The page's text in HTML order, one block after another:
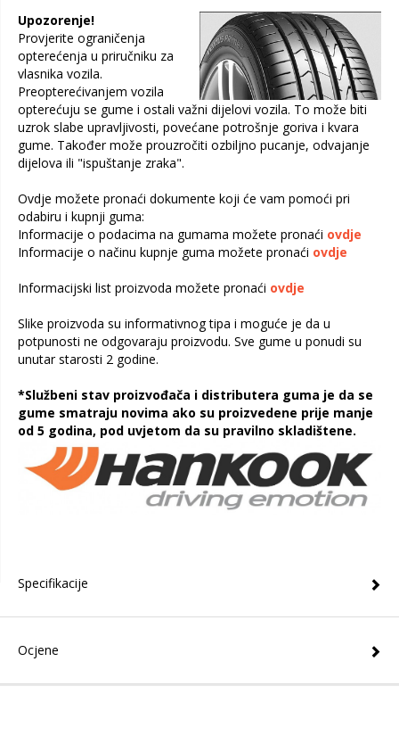
Upozorenje!
Provjerite ograničenja
opterećenja u priručniku za
vlasnika vozila.
Preopterećivanjem vozila
opterećuju se gume i ostali važni dijelovi vozila. To može biti
uzrok slabe upravljivosti, povećane potrošnje goriva i kvara
gume. Također može prouzročiti ozbiljno pucanje, odvajanje
dijelova ili "ispuštanje zraka".
Ovdje možete pronaći dokumente koji će vam pomoći pri
odabiru i kupnji guma:
Informacije o podacima na gumama možete pronaći ovdje
Informacije o načinu kupnje guma možete pronaći ovdje
Informacijski list proizvoda možete pronaći ovdje
Slike proizvoda su informativnog tipa i moguće je da u
potpunosti ne odgovaraju proizvodu. Sve gume u ponudi su
unutar starosti 2 godine.
*Službeni stav proizvođača i distributera guma je da se
gume smatraju novima ako su proizvedene prije manje
od 5 godina, pod uvjetom da su pravilno skladištene.
Specifikacije
Ocjene